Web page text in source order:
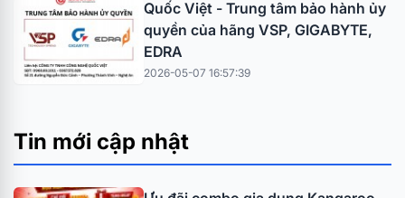
Quốc Việt - Trung tâm bảo hành ủy
quyền của hãng VSP, GIGABYTE,
EDRA
2026-05-07 16:57:39
Tin mới cập nhật